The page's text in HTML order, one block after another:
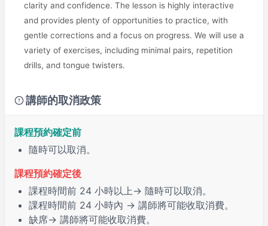
clarity and confidence. The lesson is highly interactive
and provides plenty of opportunities to practice, with
gentle corrections and a focus on progress. We will use a
variety of exercises, including minimal pairs, repetition
drills, and tongue twisters.
講師的取消政策
課程預約確定前
隨時可以取消。
課程預約確定後
課程時間前 24 小時以上→ 隨時可以取消。
課程時間前 24 小時內 → 講師將可能收取消費。
缺席→ 講師將可能收取消費。